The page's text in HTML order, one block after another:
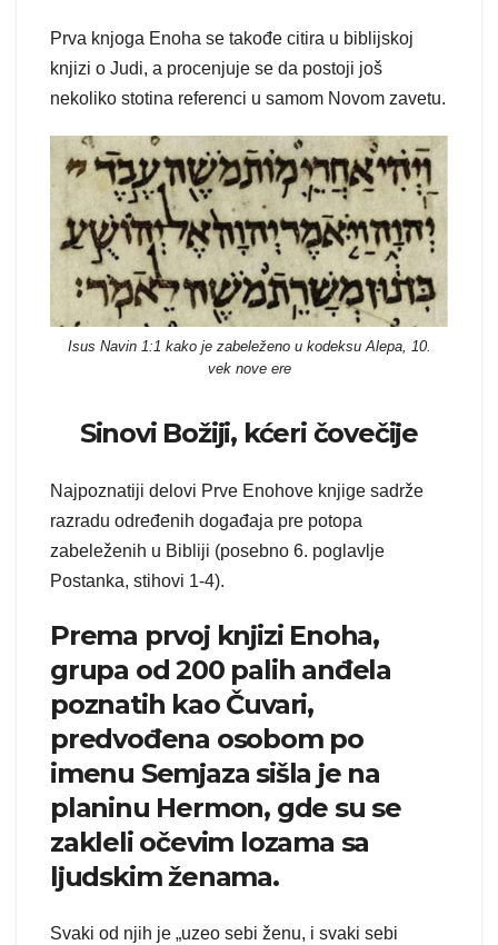
Prva knjoga Enoha se takođe citira u biblijskoj
knjizi o Judi, a procenjuje se da postoji još
nekoliko stotina referenci u samom Novom zavetu.
Isus Navin 1:1 kako je zabeleženo u kodeksu Alepa, 10.
vek nove ere
Sinovi Božiji, kćeri čovečije
Najpoznatiji delovi Prve Enohove knjige sadrže
razradu određenih događaja pre potopa
zabeleženih u Bibliji (posebno 6. poglavlje
Postanka, stihovi 1-4).
Prema prvoj knjizi Enoha,
grupa od 200 palih anđela
poznatih kao Čuvari,
predvođena osobom po
imenu Semjaza sišla je na
planinu Hermon, gde su se
zakleli očevim lozama sa
ljudskim ženama.
Svaki od njih je „uzeo sebi ženu, i svaki sebi